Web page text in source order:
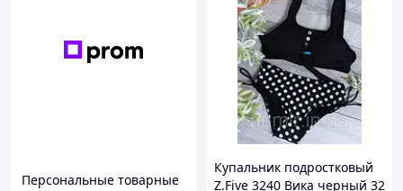
Персональные товарные
Купальник подростковый
Z.Five 3240 Вика черный 32